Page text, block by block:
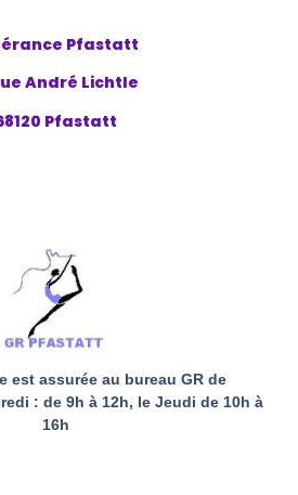
est assurée au bureau GR de
: de 9h à 12h, le Jeudi de 10h à
16h
Pfastatt
André Lichtle
Pfastatt